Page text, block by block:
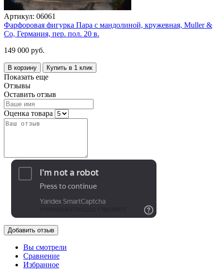
Артикул: 06061
Фарфоровая фигурка Пара с мандолиной, кружевная, Muller &
Co, Германия, пер. пол. 20 в.
149 000 руб.
В корзину Купить в 1 клик
Показать еще
Отзывы
Оставить отзыв
Оценка товара
Добавить отзыв
Вы смотрели
Сравнение
Избранное